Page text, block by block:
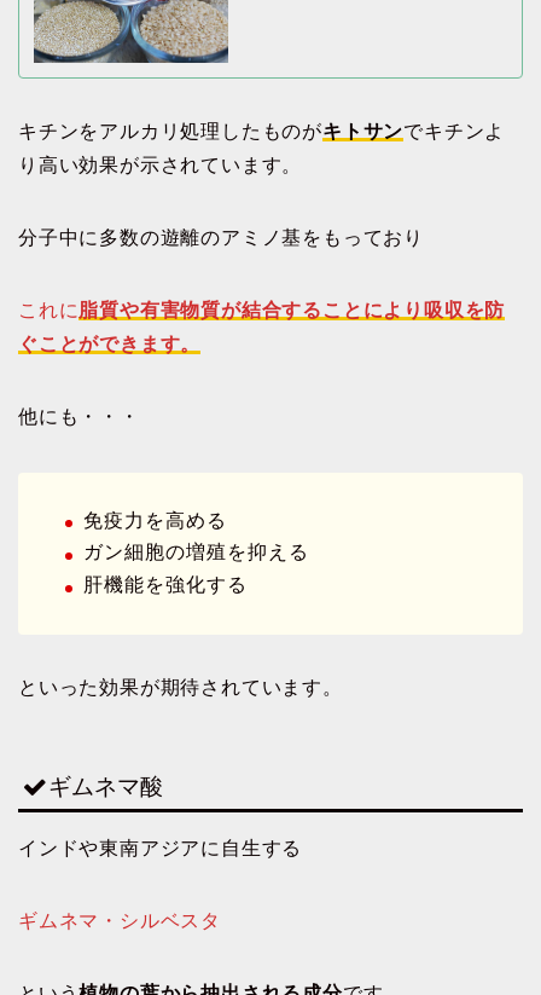
キチンをアルカリ処理したものがキトサンでキチンよ
り高い効果が示されています。
分子中に多数の遊離のアミノ基をもっており
これに脂質や有害物質が結合することにより吸収を防
ぐことができます。
他にも・・・
免疫力を高める
ガン細胞の増殖を抑える
肝機能を強化する
といった効果が期待されています。
ギムネマ酸
インドや東南アジアに自生する
ギムネマ・シルベスタ